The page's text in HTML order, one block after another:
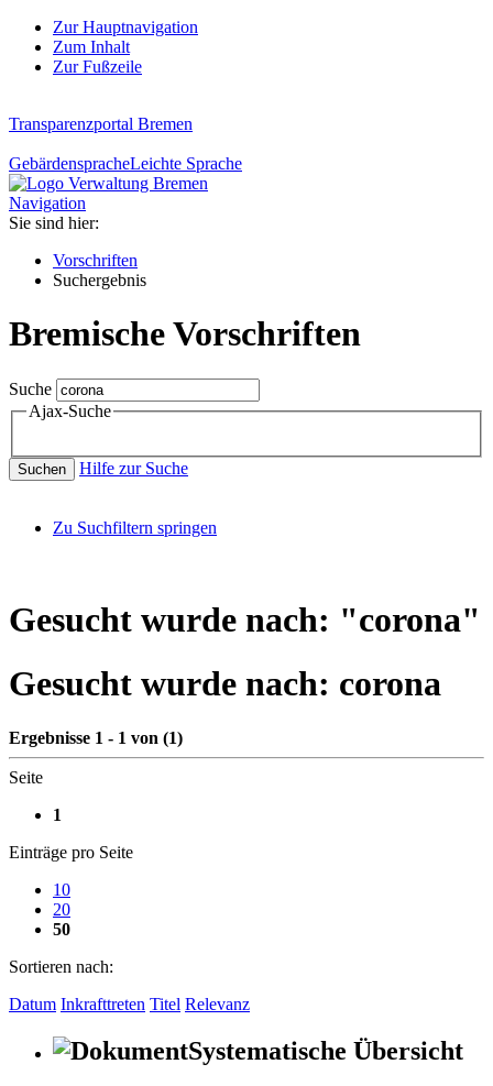
Zur Hauptnavigation
Zum Inhalt
Zur Fußzeile
Transparenzportal Bremen
GebärdenspracheLeichte Sprache
Navigation
Sie sind hier:
Vorschriften
Suchergebnis
Bremische Vorschriften
Suche
Ajax-Suche
Suchen Hilfe zur Suche
Zu Suchfiltern springen
Gesucht wurde nach: "corona"
Gesucht wurde nach: corona
Ergebnisse 1 - 1 von (1)
Seite
1
Einträge pro Seite
10
20
50
Sortieren nach:
Datum Inkrafttreten Titel Relevanz
Systematische Übersicht